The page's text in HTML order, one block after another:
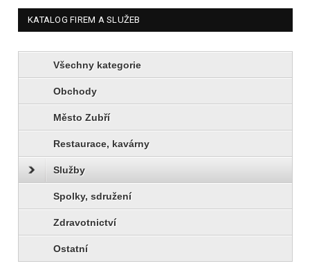
KATALOG FIREM A SLUŽEB
Všechny kategorie
Obchody
Město Zubří
Restaurace, kavárny
Služby
Spolky, sdružení
Zdravotnictví
Ostatní